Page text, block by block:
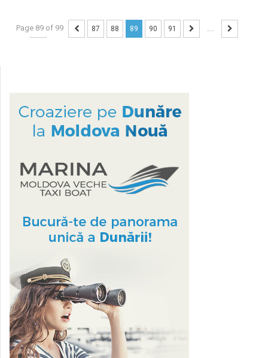
Page 89 of 99
... 87 88 89 90 91 ...